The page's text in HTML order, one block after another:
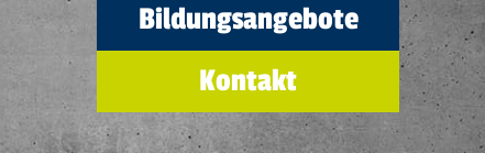
Bildungsangebote
Kontakt